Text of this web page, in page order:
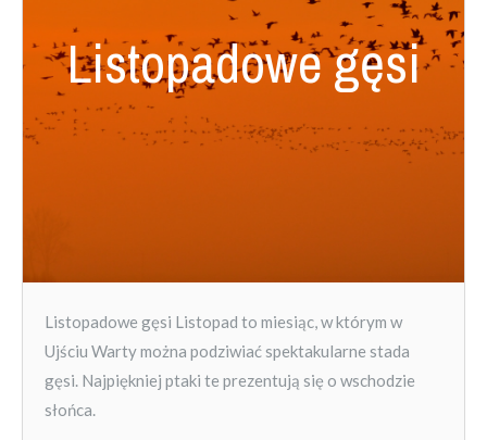
Listopadowe gęsi
Listopadowe gęsi Listopad to miesiąc, w którym w
Ujściu Warty można podziwiać spektakularne stada
gęsi. Najpiękniej ptaki te prezentują się o wschodzie
słońca.